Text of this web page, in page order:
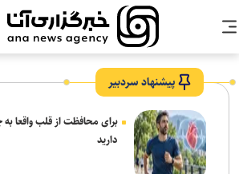
پیشنهاد سردبیر
برای محافظت از قلب واقعا
دارید